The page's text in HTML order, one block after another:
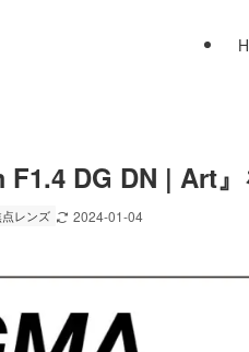
DG DN | Art』
レンズ 2024-01-04